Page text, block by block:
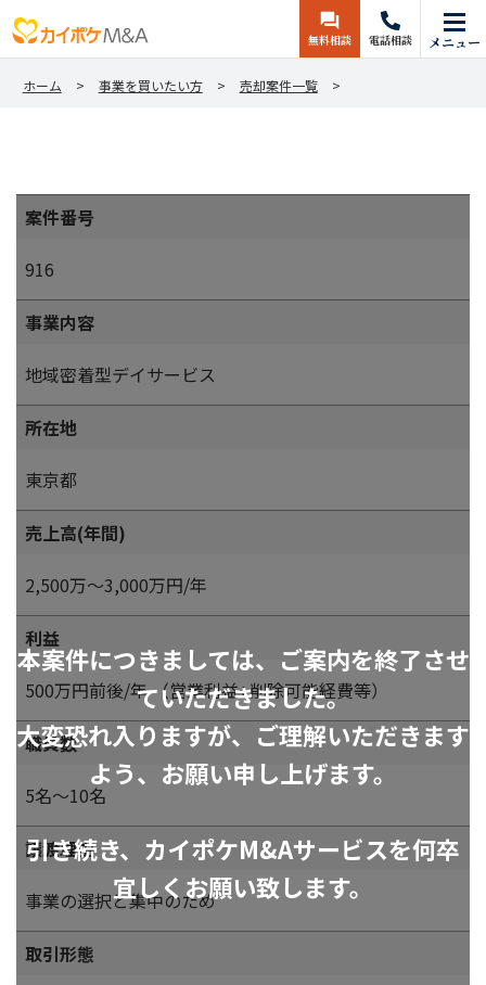
無料相談 電話相談 メニュー
ホーム 事業を買いたい方 売却案件一覧
本案件につきましては、ご案内を終了させ
ていただきました。
大変恐れ入りますが、ご理解いただきます
よう、お願い申し上げます。
引き続き、カイポケM&Aサービスを何卒
宜しくお願い致します。
案件番号
916
事業内容
地域密着型デイサービス
所在地
東京都
売上高(年間)
2,500万～3,000万円/年
利益
500万円前後/年 （営業利益+削除可能経費等）
職員数
5名～10名
譲渡理由
事業の選択と集中のため
取引形態